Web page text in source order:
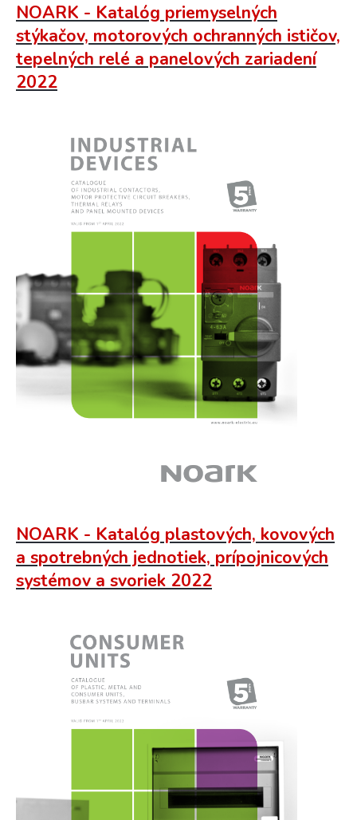
NOARK - Katalóg priemyselných
stýkačov, motorových ochranných ističov,
tepelných relé a panelových zariadení
2022
NOARK - Katalóg plastových, kovových
a spotrebných jednotiek, prípojnicových
systémov a svoriek 2022